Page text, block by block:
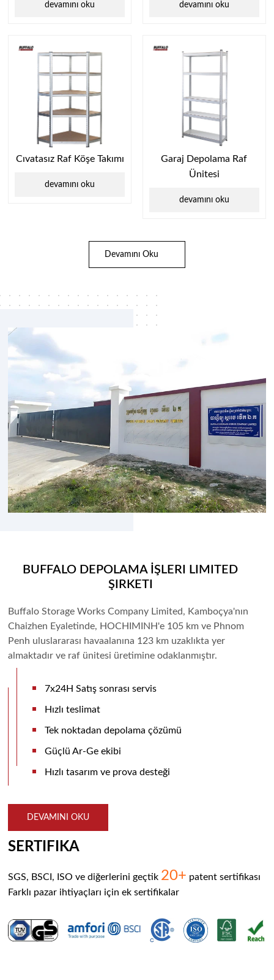
devamını oku devamını oku
Cıvatasız Raf Köşe Takımı
devamını oku
Garaj Depolama Raf
Ünitesi
devamını oku
Devamını Oku
BUFFALO DEPOLAMA İŞLERI LIMITED
ŞIRKETI
Buffalo Storage Works Company Limited, Kamboçya'nın
Chaizhen Eyaletinde, HOCHIMINH'e 105 km ve Phnom
Penh uluslararası havaalanına 123 km uzaklıkta yer
almaktadır ve raf ünitesi üretimine odaklanmıştır.
7x24H Satış sonrası servis
Hızlı teslimat
Tek noktadan depolama çözümü
Güçlü Ar-Ge ekibi
Hızlı tasarım ve prova desteği
DEVAMINI OKU
SERTIFIKA
SGS, BSCI, ISO ve diğerlerini geçtik 20+ patent sertifikası
Farklı pazar ihtiyaçları için ek sertifikalar